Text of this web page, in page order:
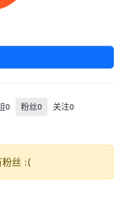
0 粉丝0 关注0
粉丝 :(